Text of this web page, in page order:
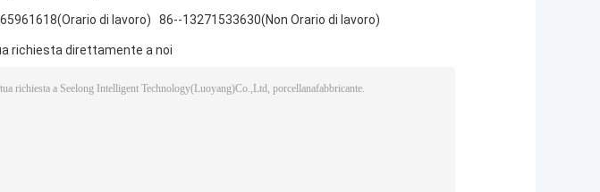
di lavoro) 86--13271533630(Non Orario di lavoro)
richiesta direttamente a noi